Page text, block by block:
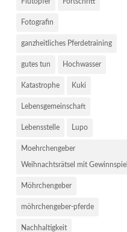
Fotografin
ganzheitliches Pferdetraining
gutes tun Hochwasser
Katastrophe Kuki
Lebensgemeinschaft
Lebensstelle Lupo
Moehrchengeber
Weihnachtsrätsel mit Gewinnspiel
Möhrchengeber
möhrchengeber-pferde
Nachhaltigkeit